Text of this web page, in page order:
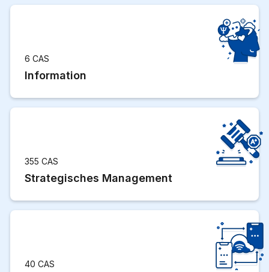
6 CAS
Information
355 CAS
Strategisches Management
40 CAS